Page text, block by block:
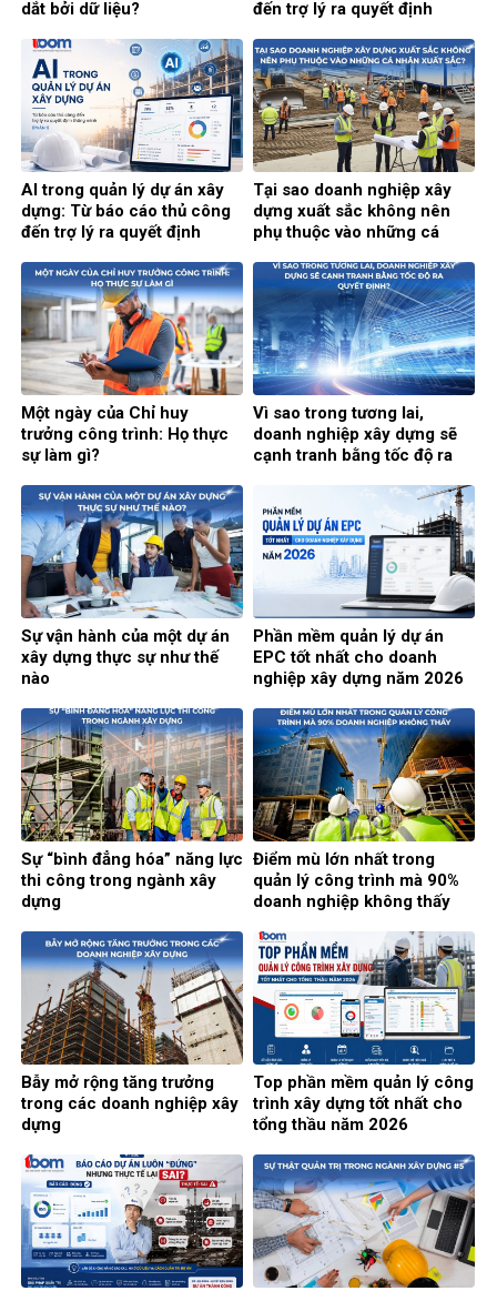
dắt bởi dữ liệu?
đến trợ lý ra quyết định
AI trong quản lý dự án xây
dựng: Từ báo cáo thủ công
đến trợ lý ra quyết định
Tại sao doanh nghiệp xây
dựng xuất sắc không nên
phụ thuộc vào những cá
Một ngày của Chỉ huy
trưởng công trình: Họ thực
sự làm gì?
Vì sao trong tương lai,
doanh nghiệp xây dựng sẽ
cạnh tranh bằng tốc độ ra
Sự vận hành của một dự án
xây dựng thực sự như thế
nào
Phần mềm quản lý dự án
EPC tốt nhất cho doanh
nghiệp xây dựng năm 2026
Sự “bình đẳng hóa” năng lực
thi công trong ngành xây
dựng
Điểm mù lớn nhất trong
quản lý công trình mà 90%
doanh nghiệp không thấy
Bẫy mở rộng tăng trưởng
trong các doanh nghiệp xây
dựng
Top phần mềm quản lý công
trình xây dựng tốt nhất cho
tổng thầu năm 2026